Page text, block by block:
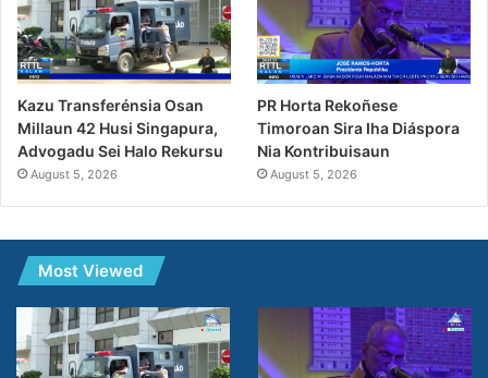
Kazu Transferénsia Osan
Millaun 42 Husi Singapura,
Advogadu Sei Halo Rekursu
August 5, 2026
PR Horta Rekoñese
Timoroan Sira Iha Diáspora
Nia Kontribuisaun
August 5, 2026
Most Viewed